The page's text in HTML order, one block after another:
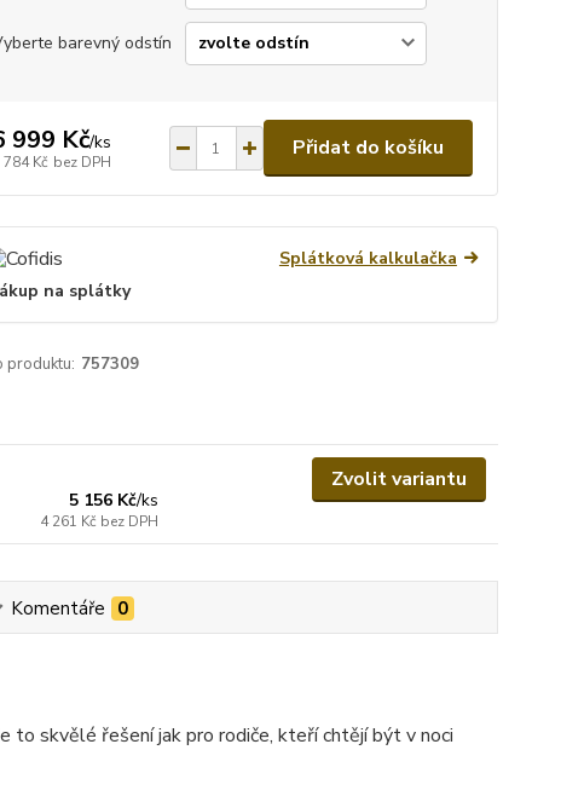
barevný odstín
999 Kč/ks
784 Kč bez DPH
Přidat do košíku
Splátková kalkulačka
na splátky
produktu: 757309
5 156 Kč/ks
4 261 Kč bez DPH
Zvolit variantu
Komentáře 0
to skvělé řešení jak pro rodiče, kteří chtějí být v noci